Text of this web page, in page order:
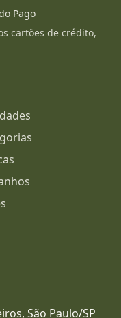
Pago
cartões de crédito,
São Paulo/SP